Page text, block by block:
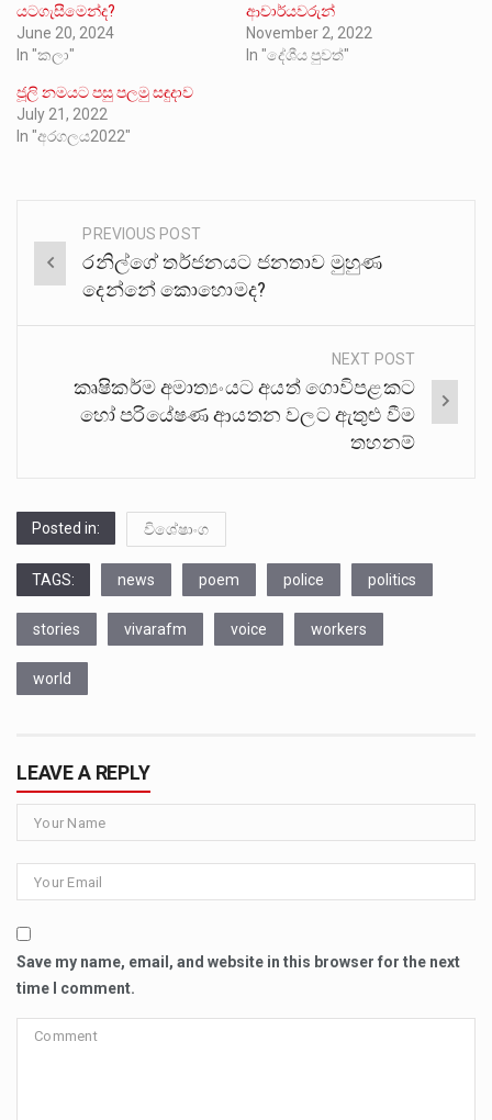
යටගැසීමෙන්ද?
June 20, 2024
In "කලා"
ආචාර්යවරුන්
November 2, 2022
In "දේශීය පුවත්"
ජූලි නමයට පසු පලමු සඳුදාව
July 21, 2022
In "අරගලය2022"
Post
navigation
PREVIOUS POST
රනිල්ගේ තර්ජනයට ජනතාව මුහුණ
දෙන්නේ කොහොමද?
NEXT POST
කෘෂිකර්ම අමාත්‍යංයට අයත් ගොවිපළකට
හෝ පරියේෂණ ආයතන වලට ඇතුළු වීම
තහනම්
Posted in: විශේෂාංග
TAGS: news poem police politics
stories vivarafm voice workers
world
LEAVE A REPLY
Save my name, email, and website in this browser for the next
time I comment.